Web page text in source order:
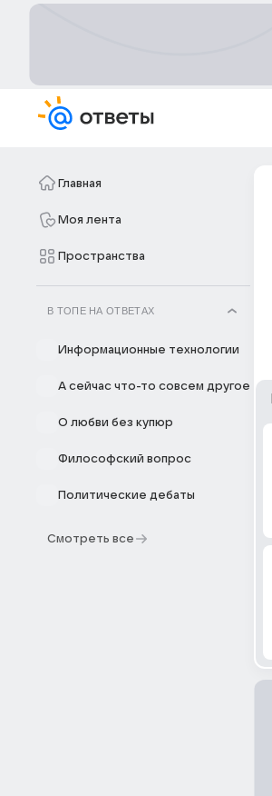
Главная
Моя лента
Пространства
В ТОПЕ НА ОТВЕТАХ
Информационные технологии
А сейчас что-то совсем другое
О любви без купюр
Философский вопрос
Политические дебаты
Смотреть все